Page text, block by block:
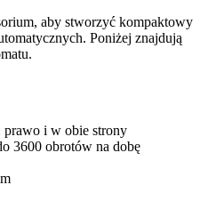
aby stworzyć kompaktowy
Poniżej znajdują
i w obie strony
3600 obrotów na dobę